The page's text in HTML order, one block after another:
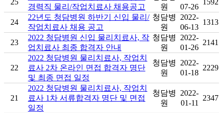
25
경력직 물리/작업치료사 채용공고
원
07-26
1592
24
22년도 청담병원 하반기 신입 물리/
작업치료사 채용 공고
청담병
원
2022-
06-13
1313
23
2022 청담병원 신입 물리치료사, 작
업치료사 최종 합격자 안내
청담병
원
2022-
01-26
2141
22
2022 청담병원 물리치료사, 작업치
료사 2차 온라인 면접 합격자 명단
및 최종 면접 일정
청담병
원
2022-
01-18
2229
21
2022 청담병원 물리치료사, 작업치
료사 1차 서류합격자 명단 및 면접
일정
청담병
원
2022-
01-11
2347